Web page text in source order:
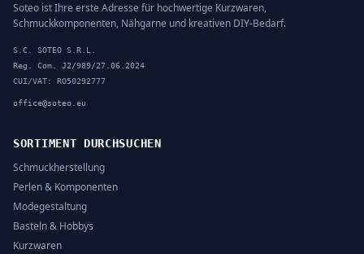
Soteo ist Ihre erste Adresse für hochwertige Kurzwaren,
Schmuckkomponenten, Nähgarne und kreativen DIY-Bedarf.
S.C. SOTEO S.R.L.
Reg. Com. J2/989/27.06.2024
CUI/VAT: RO50292777
office@soteo.eu
SORTIMENT DURCHSUCHEN
Schmuckherstellung
Perlen & Komponenten
Modegestaltung
Basteln & Hobbys
Kurzwaren